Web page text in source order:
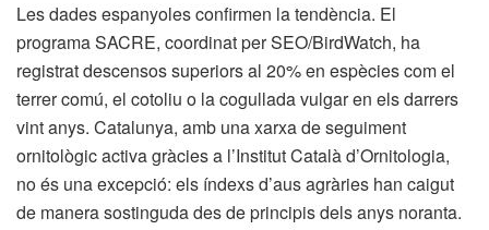
Les dades espanyoles confirmen la tendència. El
programa SACRE, coordinat per SEO/BirdWatch, ha
registrat descensos superiors al 20% en espècies com el
terrer comú, el cotoliu o la cogullada vulgar en els darrers
vint anys. Catalunya, amb una xarxa de seguiment
ornitològic activa gràcies a l’Institut Català d’Ornitologia,
no és una excepció: els índexs d’aus agràries han caigut
de manera sostinguda des de principis dels anys noranta.